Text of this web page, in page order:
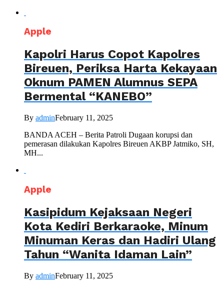
Apple
Kapolri Harus Copot Kapolres
Bireuen, Periksa Harta Kekayaan
Oknum PAMEN Alumnus SEPA
Bermental “KANEBO”
By adminFebruary 11, 2025
BANDA ACEH – Berita Patroli Dugaan korupsi dan
pemerasan dilakukan Kapolres Bireuen AKBP Jatmiko, SH,
MH...
Apple
Kasipidum Kejaksaan Negeri
Kota Kediri Berkaraoke, Minum
Minuman Keras dan Hadiri Ulang
Tahun “Wanita Idaman Lain”
By adminFebruary 11, 2025